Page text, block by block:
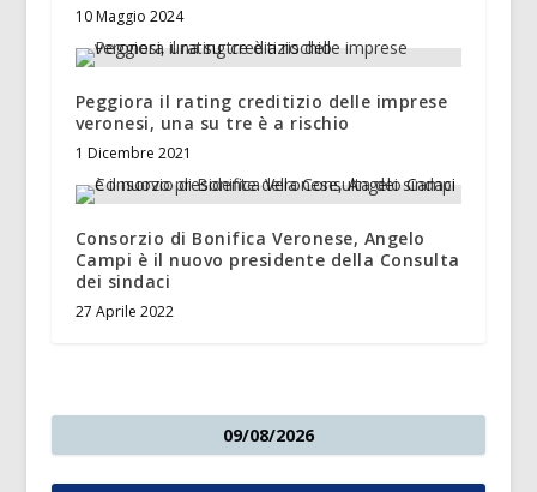
10 Maggio 2024
Peggiora il rating creditizio delle imprese
veronesi, una su tre è a rischio
1 Dicembre 2021
Consorzio di Bonifica Veronese, Angelo
Campi è il nuovo presidente della Consulta
dei sindaci
27 Aprile 2022
09/08/2026